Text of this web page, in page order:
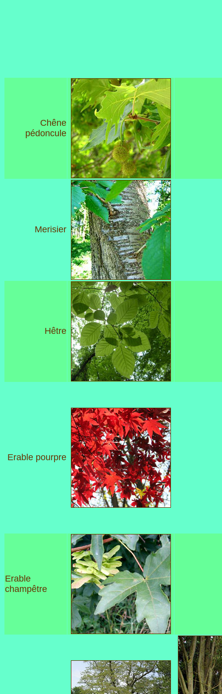
Chêne
pédoncule
Merisier
Hêtre
Erable pourpre
Erable
champêtre